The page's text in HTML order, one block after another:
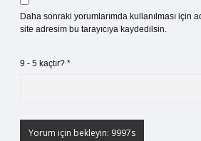
Daha sonraki yorumlarımda kullanılması için
site adresim bu tarayıcıya kaydedilsin.
9 - 5 kaçtır? *